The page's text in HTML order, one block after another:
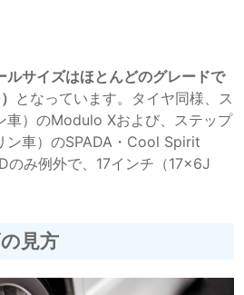
ルサイズはほとんどのグレードで
となっています。タイヤ同様、ス
車）のModulo Xおよび、ステップ
ン車）のSPADA・Cool Spirit
のみ例外で、17インチ（17×6J
見方